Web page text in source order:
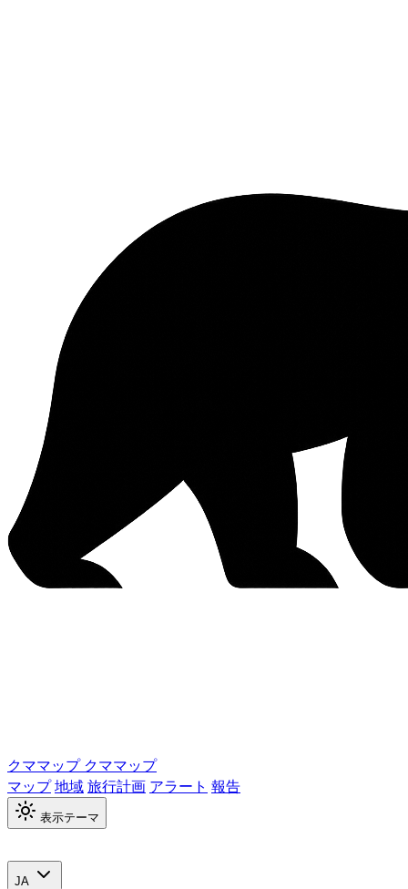
クママップ クママップ
マップ地域旅行計画 アラート 報告
表示テーマ
JA